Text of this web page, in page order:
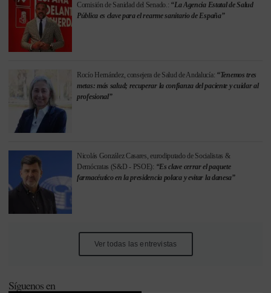
Comisión de Sanidad del Senado.: “La Agencia Estatal de Salud
Pública es clave para el rearme sanitario de España”
Rocío Hernández, consejera de Salud de Andalucía: “Tenemos tres
metas: más salud; recuperar la confianza del paciente y cuidar al
profesional”
Nicolás González Casares, eurodiputado de Socialistas &
Demócratas (S&D - PSOE): “Es clave cerrar el paquete
farmacéutico en la presidencia polaca y evitar la danesa”
Ver todas las entrevistas
Síguenos en